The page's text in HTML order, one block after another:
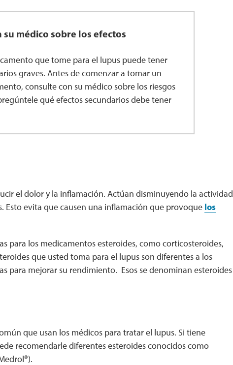
su médico sobre los efectos
que tome para el lupus puede tener
graves. Antes de comenzar a tomar un
consulte con su médico sobre los riesgos
qué efectos secundarios debe tener
el dolor y la inflamación. Actúan disminuyendo la actividad
Esto evita que causen una inflamación que provoque los
para los medicamentos esteroides, como corticosteroides,
que usted toma para el lupus son diferentes a los
para mejorar su rendimiento. Esos se denominan esteroides
que usan los médicos para tratar el lupus. Si tiene
recomendarle diferentes esteroides conocidos como